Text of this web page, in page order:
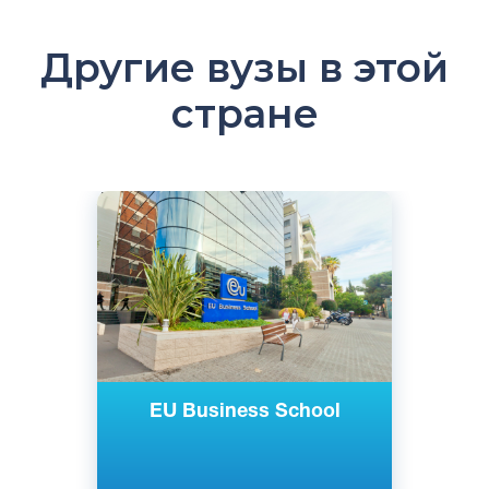
Другие вузы в этой
стране
EU Business School
Английский
Барселона, Испания
Частный